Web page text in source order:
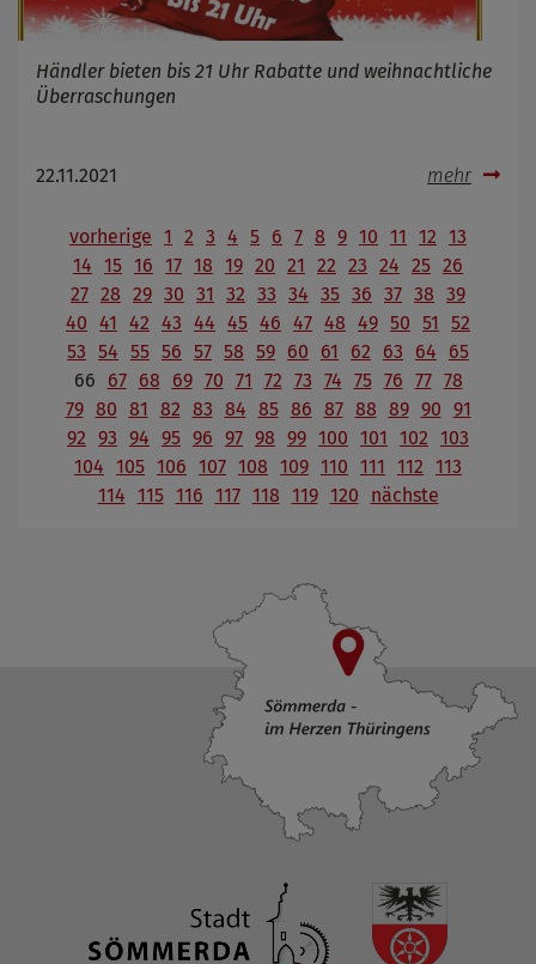
Händler bieten bis 21 Uhr Rabatte und weihnachtliche
Überraschungen
22.11.2021 mehr
vorherige 1 2 3 4 5 6 7 8 9 10 11 12 13
14 15 16 17 18 19 20 21 22 23 24 25 26
27 28 29 30 31 32 33 34 35 36 37 38 39
40 41 42 43 44 45 46 47 48 49 50 51
52
53 54 55 56 57 58 59 60 61 62 63 64
65
66
67 68 69 70 71 72 73 74 75 76 77 78
79 80 81 82 83 84 85 86 87 88 89 90 91
92 93 94 95 96 97 98 99 100 101 102 103
104 105 106 107 108 109 110 111 112 113
114 115 116 117 118 119 120 nächste